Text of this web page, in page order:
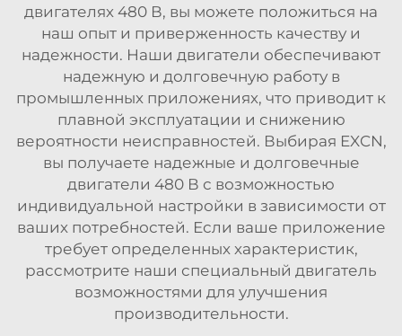
двигателях 480 В, вы можете положиться на
наш опыт и приверженность качеству и
надежности. Наши двигатели обеспечивают
надежную и долговечную работу в
промышленных приложениях, что приводит к
плавной эксплуатации и снижению
вероятности неисправностей. Выбирая EXCN,
вы получаете надежные и долговечные
двигатели 480 В с возможностью
индивидуальной настройки в зависимости от
ваших потребностей. Если ваше приложение
требует определенных характеристик,
рассмотрите наши специальный двигатель
возможностями для улучшения
производительности.